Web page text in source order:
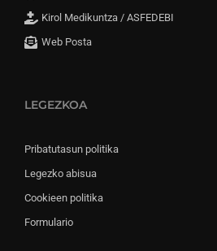
Kirol Medikuntza / ASFEDEBI
Web Posta
LEGEZKOA
Pribatutasun politika
Legezko abisua
Cookieen politika
Formulario